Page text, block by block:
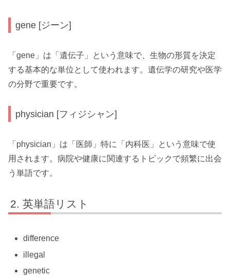
gene [ジーン]
「gene」は「遺伝子」という意味で、生物の形質を決定
する基本的な単位として使われます。遺伝学の研究や医学
の分野で重要です。
physician [フィジシャン]
「physician」は「医師」特に「内科医」という意味で使
用されます。病院や健康に関連するトピックで頻繁に出会
う単語です。
英単語リスト
difference
illegal
genetic